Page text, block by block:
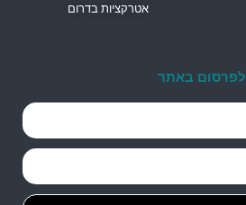
אטרקציות בדרום
לפרסום באתר